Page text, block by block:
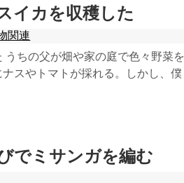
イカを収穫した
関連
ちの父が畑や家の庭で色々野菜を
スやトマトが採れる。しかし、僕
でミサンガを編む